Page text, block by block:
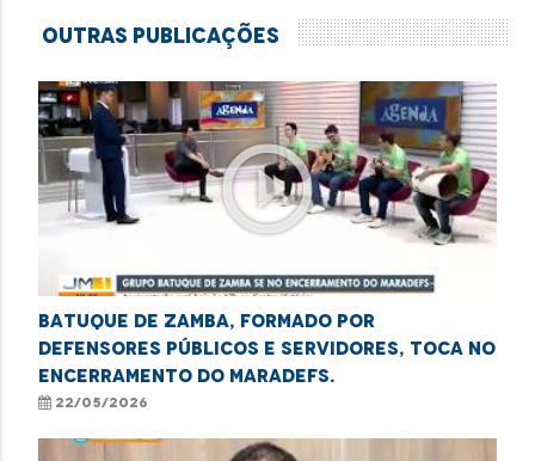
Outras Publicações
play_circle_outline
Batuque de Zamba, formado por
defensores públicos e servidores, toca no
encerramento do Maradefs.
22/05/2026